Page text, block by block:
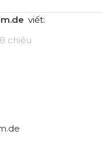
viết:
chiều